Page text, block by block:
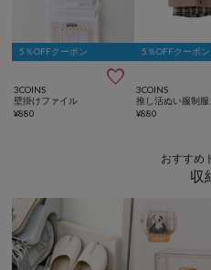
5％OFFクーポン

3COINS
壁掛けファイル
¥880
5％OFFクーポン
3COINS
¥880
おすすめ
収